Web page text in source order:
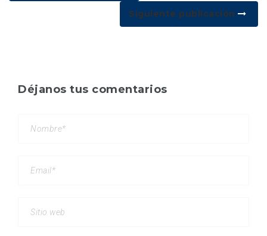
Siguiente publicación
Déjanos tus comentarios